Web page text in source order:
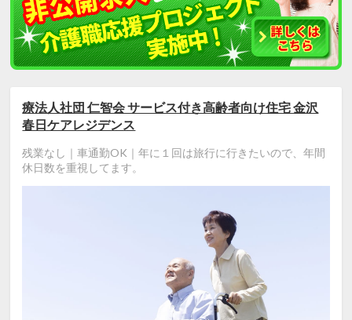
療法人社団 仁智会 サービス付き高齢者向け住宅 金沢
春日ケアレジデンス
残業なし｜車通勤OK｜年に１回は旅行に行きたいので、年間
休日数を重視してます。